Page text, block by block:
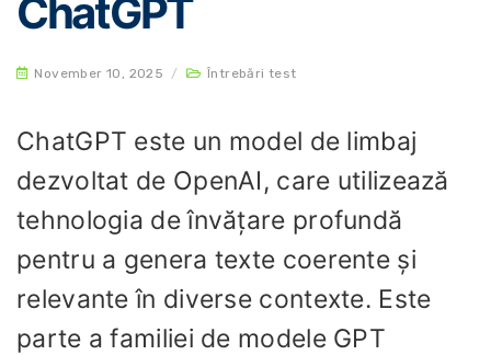
ChatGPT
November 10, 2025 / Întrebări test
ChatGPT este un model de limbaj
dezvoltat de OpenAI, care utilizează
tehnologia de învățare profundă
pentru a genera texte coerente și
relevante în diverse contexte. Este
parte a familiei de modele GPT